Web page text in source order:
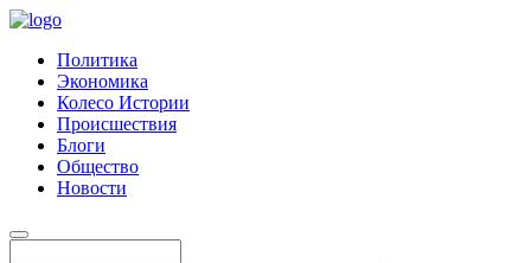
Политика
Экономика
Колесо Истории
Происшествия
Блоги
Общество
Новости